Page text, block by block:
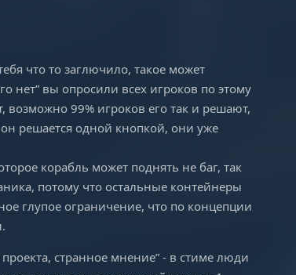
что то заглючило, такое может
нет” вы опросили всех игроков по этому
возможно 99% игроков его так и решают,
он решается одной кнопкой, они уже
корабль может поднять не баг, так
потому что остальные контейнеры
глупое ограничение, что по концепции
странное мнение” - в стиме люди